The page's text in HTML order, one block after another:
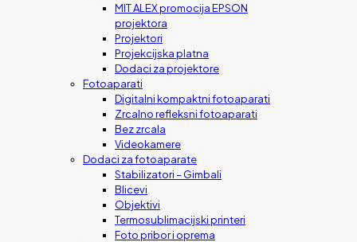
MIT ALEX promocija EPSON
projektora
Projektori
Projekcijska platna
Dodaci za projektore
Fotoaparati
Digitalni kompaktni fotoaparati
Zrcalno refleksni fotoaparati
Bez zrcala
Videokamere
Dodaci za fotoaparate
Stabilizatori – Gimbali
Blicevi
Objektivi
Termosublimacijski printeri
Foto pribor i oprema